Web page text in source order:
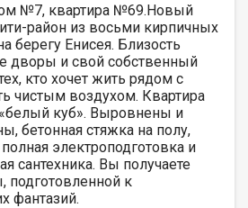
№7, квартира №69.Новый
район из восьми кирпичных
берегу Енисея. Близость
дворы и свой собственный
кто хочет жить рядом с
чистым воздухом. Квартира
куб». Выровнены и
бетонная стяжка на полу,
электроподготовка и
сантехника. Вы получаете
подготовленной к
фантазий.